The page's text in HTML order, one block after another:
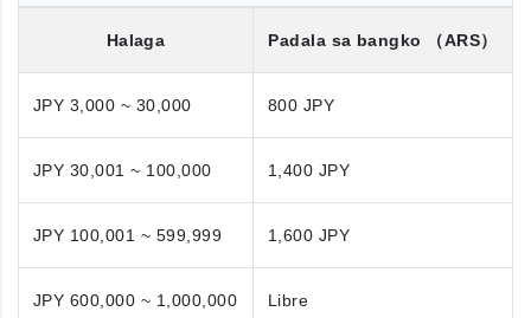
Halaga Padala sa bangko （ARS）
JPY 3,000 ~ 30,000 800 JPY
JPY 30,001 ~ 100,000 1,400 JPY
JPY 100,001 ~ 599,999 1,600 JPY
JPY 600,000 ~ 1,000,000 Libre